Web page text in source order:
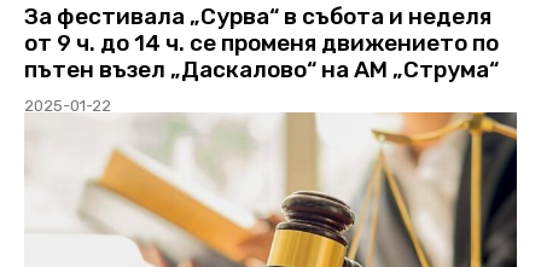
За фестивала „Сурва“ в събота и неделя
от 9 ч. до 14 ч. се променя движението по
пътен възел „Даскалово“ на АМ „Струма“
2025-01-22